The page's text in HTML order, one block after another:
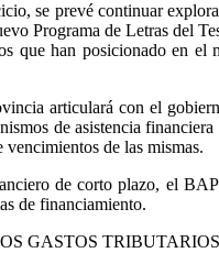
se prevé continuar
Programa de Letras del
que han posicionado en
articulará con el
de asistencia
de las mismas.
de corto plazo, el
de financiamiento.
GASTOS